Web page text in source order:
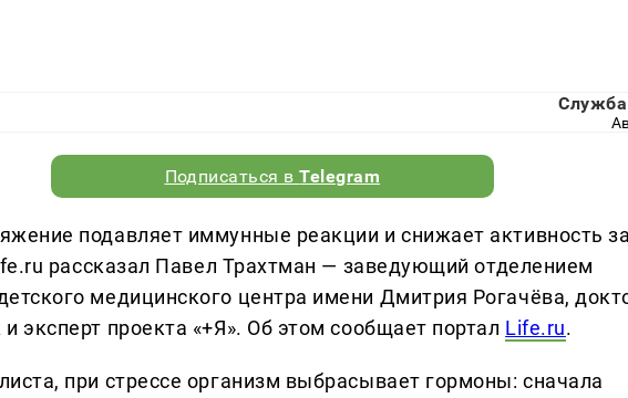
Служба
Подписаться вTelegram
подавляет иммунные реакции и снижает активность
рассказал Павел Трахтман — заведующий отделением
медицинского центра имени Дмитрия Рогачёва,
эксперт проекта «+Я». Об этом сообщает портал Life.ru.
при стрессе организм выбрасывает гормоны: сначала